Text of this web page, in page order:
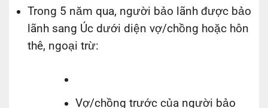
Trong 5 năm qua, người bảo lãnh được bảo
lãnh sang Úc dưới diện vợ/chồng hoặc hôn
thê, ngoại trừ:
Vợ/chồng trước của người bảo